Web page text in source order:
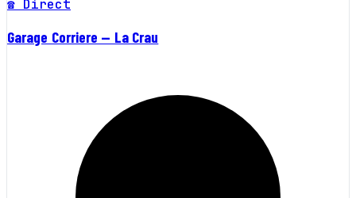
☎ Direct
Garage Corriere — La Crau